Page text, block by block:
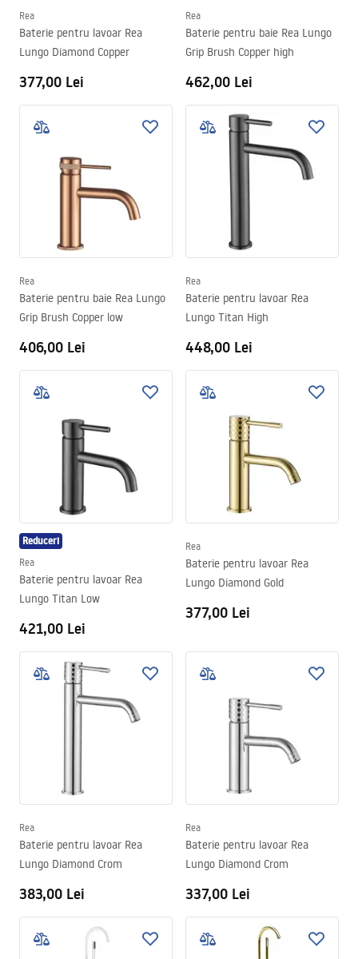
Rea
Baterie pentru lavoar Rea
Lungo Diamond Copper
377,00 Lei
Rea
Baterie pentru baie Rea Lungo
Grip Brush Copper high
462,00 Lei
Rea
Baterie pentru baie Rea Lungo
Grip Brush Copper low
406,00 Lei
Rea
Baterie pentru lavoar Rea
Lungo Titan High
448,00 Lei
Reduceri
Rea
Baterie pentru lavoar Rea
Lungo Titan Low
421,00 Lei
Rea
Baterie pentru lavoar Rea
Lungo Diamond Gold
377,00 Lei
Rea
Baterie pentru lavoar Rea
Lungo Diamond Crom
383,00 Lei
Rea
Baterie pentru lavoar Rea
Lungo Diamond Crom
337,00 Lei